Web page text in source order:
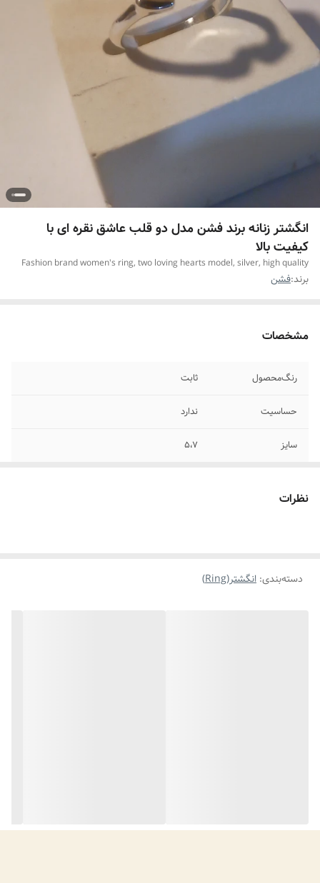
انگشتر زنانه برند فشن مدل دو قلب عاشق نقره ای با
کیفیت بالا
Fashion brand women's ring, two loving hearts model, silver, high quality
برند:فشن
مشخصات
رنگ‌محصول ثابت
حساسیت ندارد
سایز ۵،۷
نظرات
دسته‌بندی: انگشتر(Ring)